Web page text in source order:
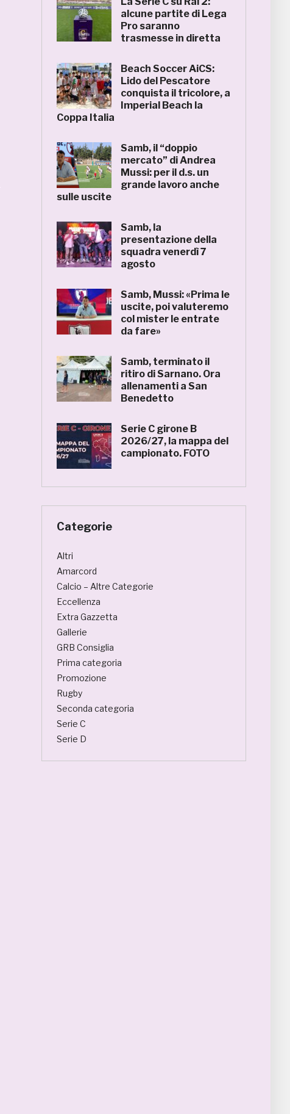
alcune partite di Lega
Pro saranno
trasmesse in diretta
Beach Soccer AiCS:
Lido del Pescatore
conquista il tricolore, a
Imperial Beach la
Coppa Italia
Samb, il “doppio
mercato” di Andrea
Mussi: per il d.s. un
grande lavoro anche
sulle uscite
Samb, la
presentazione della
squadra venerdì 7
agosto
Samb, Mussi: «Prima le
uscite, poi valuteremo
col mister le entrate
da fare»
Samb, terminato il
ritiro di Sarnano. Ora
allenamenti a San
Benedetto
Serie C girone B
2026/27, la mappa del
campionato. FOTO
Categorie
Altri
Amarcord
Calcio – Altre Categorie
Eccellenza
Extra Gazzetta
Gallerie
GRB Consiglia
Prima categoria
Promozione
Rugby
Seconda categoria
Serie C
Serie D